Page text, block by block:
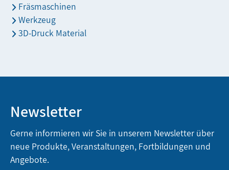
Fräsmaschinen
Werkzeug
3D-Druck Material
Newsletter
Gerne informieren wir Sie in unserem Newsletter über
neue Produkte, Veranstaltungen, Fortbildungen und
Angebote.